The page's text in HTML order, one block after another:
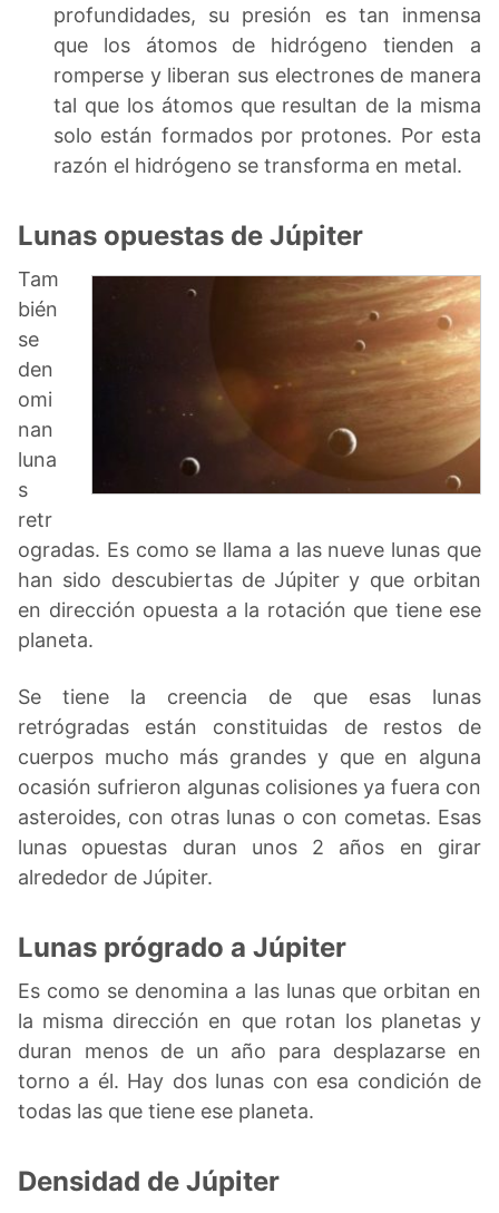
profundidades, su presión es tan inmensa
que los átomos de hidrógeno tienden a
romperse y liberan sus electrones de manera
tal que los átomos que resultan de la misma
solo están formados por protones. Por esta
razón el hidrógeno se transforma en metal.
Lunas opuestas de Júpiter
Tam
bién
se
den
omi
nan
luna
s
retr
ogradas. Es como se llama a las nueve lunas que
han sido descubiertas de Júpiter y que orbitan
en dirección opuesta a la rotación que tiene ese
planeta.
Se tiene la creencia de que esas lunas
retrógradas están constituidas de restos de
cuerpos mucho más grandes y que en alguna
ocasión sufrieron algunas colisiones ya fuera con
asteroides, con otras lunas o con cometas. Esas
lunas opuestas duran unos 2 años en girar
alrededor de Júpiter.
Lunas prógrado a Júpiter
Es como se denomina a las lunas que orbitan en
la misma dirección en que rotan los planetas y
duran menos de un año para desplazarse en
torno a él. Hay dos lunas con esa condición de
todas las que tiene ese planeta.
Densidad de Júpiter